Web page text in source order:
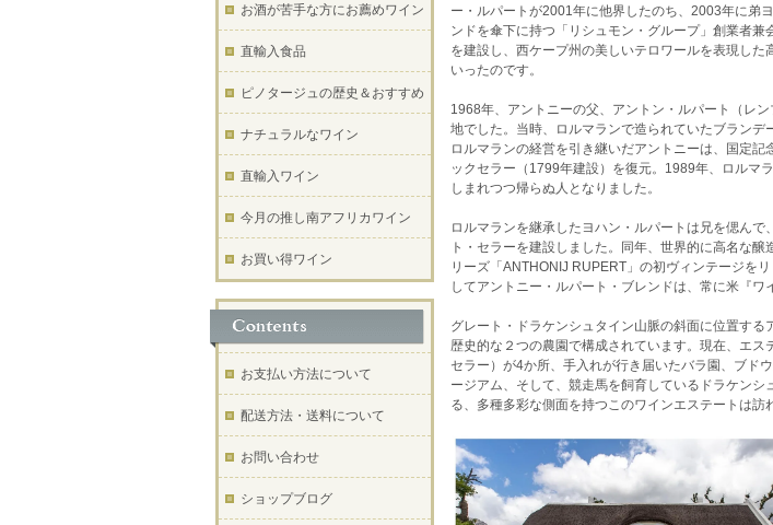
ー・ルパートが2001年に他界したのち、2003年に弟
ンドを傘下に持つ「リシュモン・グループ」創業者
を建設し、西ケープ州の美しいテロワールを表現し
いったのです。
1968年、アントニーの父、アントン・ルパート（レ
地でした。当時、ロルマランで造られていたブラン
ロルマランの経営を引き継いだアントニーは、国定
ックセラー（1799年建設）を復元。1989年、ロルマ
しまれつつ帰らぬ人となりました。
ロルマランを継承したヨハン・ルパートは兄を偲ん
ト・セラーを建設しました。同年、世界的に高名な
リーズ「ANTHONIJ RUPERT」の初ヴィンテージを
してアントニー・ルパート・ブレンドは、常に米『
グレート・ドラケンシュタイン山脈の斜面に位置す
歴史的な２つの農園で構成されています。現在、エ
セラー）が4か所、手入れが行き届いたバラ園、ブド
ージアム、そして、競走馬を飼育しているドラケン
る、多種多彩な側面を持つこのワインエステートは訪
お酒が苦手な方にお薦めワイン
直輸入食品
ピノタージュの歴史＆おすすめ
ナチュラルなワイン
直輸入ワイン
今月の推し南アフリカワイン
お買い得ワイン
お支払い方法について
配送方法・送料について
お問い合わせ
ショップブログ